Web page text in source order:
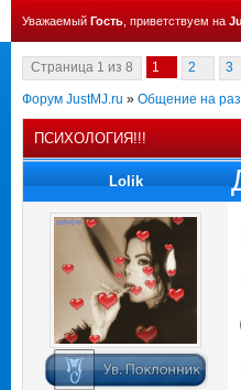
Уважаемый Гость , приветствуем на
Страница 1 из 8 1 2 3
Форум JustMJ.ru » Общение на
ПСИХОЛОГИЯ!!!
Lolik